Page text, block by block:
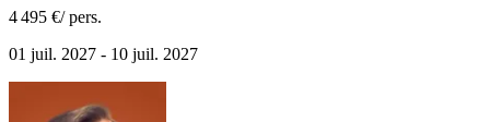
4 495 €/ pers.
01 juil. 2027 - 10 juil. 2027